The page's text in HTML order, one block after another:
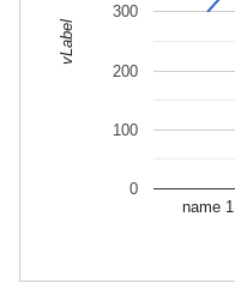
name 1
0
100
200
300
vLabel